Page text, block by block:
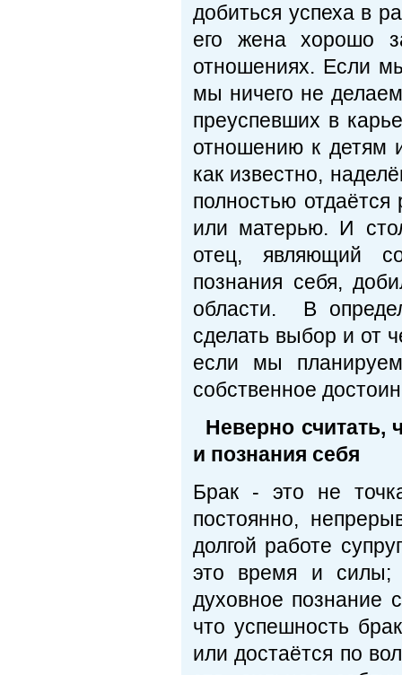
добиться успеха в
его жена хорошо
отношениях. Если
мы ничего не
преуспевших в
отношению к детям
как известно,
полностью
или матерью. И
отец, являющий
познания себя,
области. В
сделать выбор и от
если мы
собственное
Неверно считать,
и познания себя
Брак - это не
постоянно,
долгой работе
это время и силы;
духовное познание
что успешность
или достаётся по